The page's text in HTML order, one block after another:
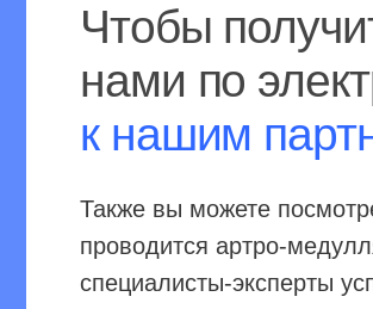
Написать на почту
Посмотреть список клиник